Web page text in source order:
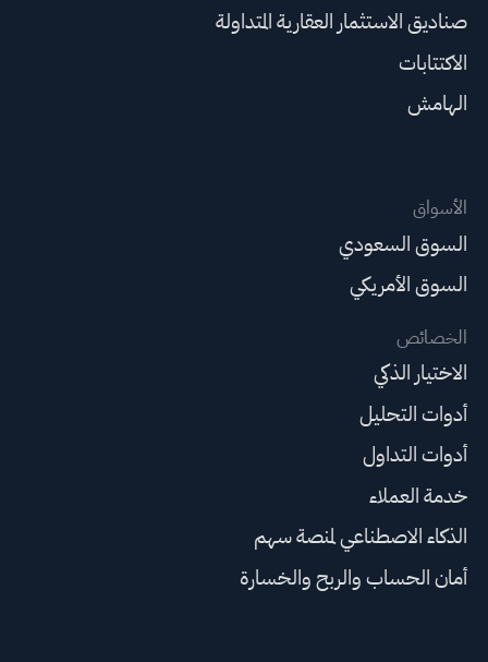
صناديق الاستثمار العقارية المتداولة
الاكتتابات
الهامش
الأسواق
السوق السعودي
السوق الأمريكي
الخصائص
الاختيار الذكي
أدوات التحليل
أدوات التداول
خدمة العملاء
الذكاء الاصطناعي لمنصة سهم
أمان الحساب والربح والخسارة